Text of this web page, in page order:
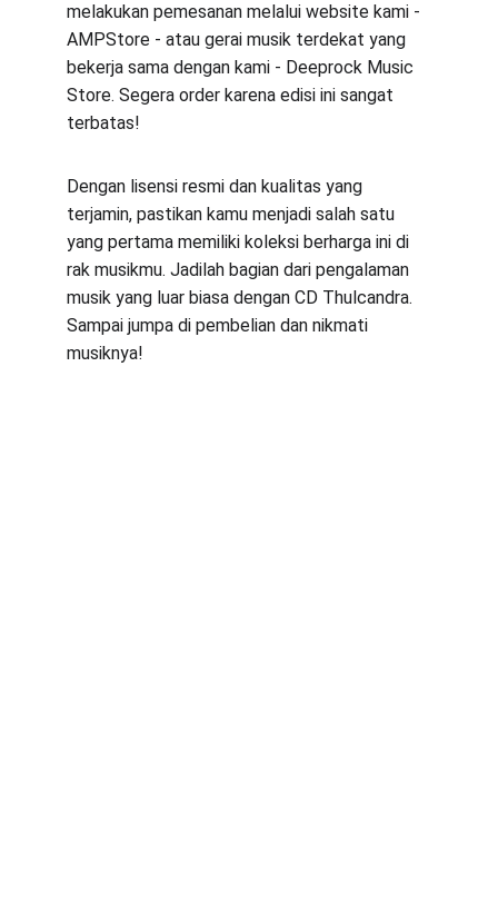
melakukan pemesanan melalui website kami -
AMPStore - atau gerai musik terdekat yang
bekerja sama dengan kami - Deeprock Music
Store. Segera order karena edisi ini sangat
terbatas!
Dengan lisensi resmi dan kualitas yang
terjamin, pastikan kamu menjadi salah satu
yang pertama memiliki koleksi berharga ini di
rak musikmu. Jadilah bagian dari pengalaman
musik yang luar biasa dengan CD Thulcandra.
Sampai jumpa di pembelian dan nikmati
musiknya!